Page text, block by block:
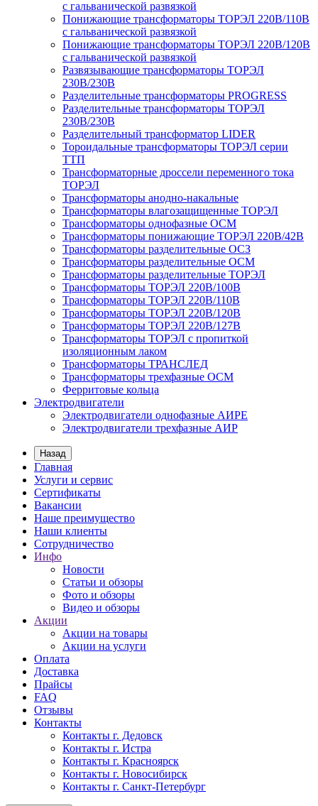
с гальванической развязкой
Понижающие трансформаторы ТОРЭЛ 220В/110В
с гальванической развязкой
Понижающие трансформаторы ТОРЭЛ 220В/120В
с гальванической развязкой
Развязывающие трансформаторы ТОРЭЛ
230В/230В
Разделительные трансформаторы PROGRESS
Разделительные трансформаторы ТОРЭЛ
230В/230В
Разделительный трансформатор LIDER
Тороидальные трансформаторы ТОРЭЛ серии
ТТП
Трансформаторные дроссели переменного тока
ТОРЭЛ
Трансформаторы анодно-накальные
Трансформаторы влагозащищенные ТОРЭЛ
Трансформаторы однофазные ОСМ
Трансформаторы понижающие ТОРЭЛ 220В/42В
Трансформаторы разделительные ОСЗ
Трансформаторы разделительные ОСМ
Трансформаторы разделительные ТОРЭЛ
Трансформаторы ТОРЭЛ 220В/100В
Трансформаторы ТОРЭЛ 220В/110В
Трансформаторы ТОРЭЛ 220В/120В
Трансформаторы ТОРЭЛ 220В/127В
Трансформаторы ТОРЭЛ с пропиткой
изоляционным лаком
Трансформаторы ТРАНСЛЕД
Трансформаторы трехфазные ОСМ
Ферритовые кольца
Электродвигатели
Электродвигатели однофазные АИРЕ
Электродвигатели трехфазные АИР
Назад
Главная
Услуги и сервис
Сертификаты
Вакансии
Наше преимущество
Наши клиенты
Сотрудничество
Инфо
Новости
Статьи и обзоры
Фото и обзоры
Видео и обзоры
Акции
Акции на товары
Акции на услуги
Оплата
Доставка
Прайсы
FAQ
Отзывы
Контакты
Контакты г. Дедовск
Контакты г. Истра
Контакты г. Красноярск
Контакты г. Новосибирск
Контакты г. Санкт-Петербург